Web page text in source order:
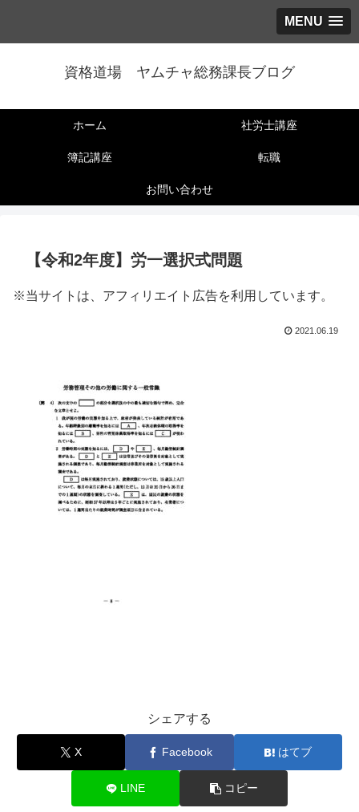
MENU
資格道場 ヤムチャ総務課長ブログ
ホーム 社労士講座
簿記講座 転職
お問い合わせ
【令和2年度】労一選択式問題
※当サイトは、アフィリエイト広告を利用しています。
2021.06.19
シェアする
X Facebook はてブ
LINE コピー